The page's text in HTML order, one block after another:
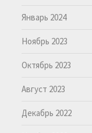
Январь 2024
Ноябрь 2023
Октябрь 2023
Август 2023
Декабрь 2022